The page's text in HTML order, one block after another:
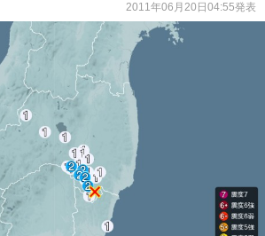
2011年06月20日04:55発表